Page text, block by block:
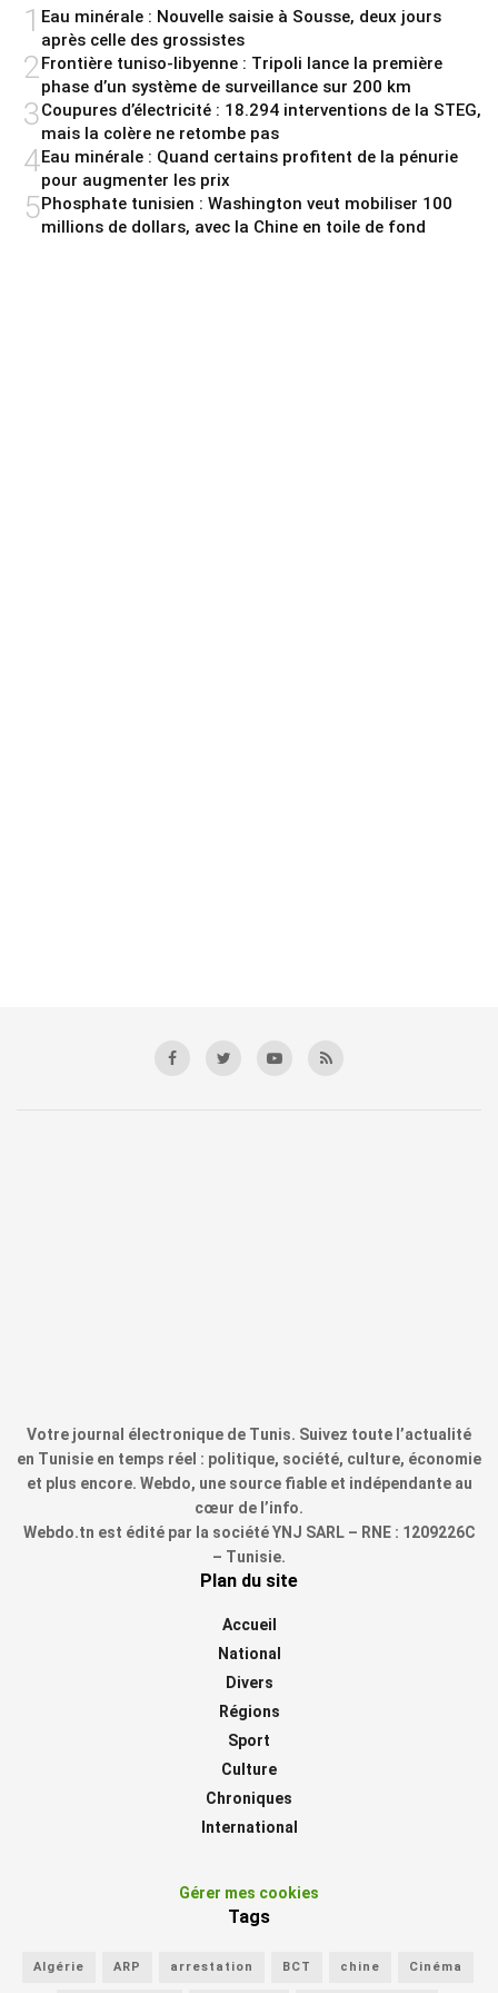
1 Eau minérale : Nouvelle saisie à Sousse, deux jours
après celle des grossistes
2 Frontière tuniso-libyenne : Tripoli lance la première
phase d’un système de surveillance sur 200 km
3Coupures d’électricité : 18.294 interventions de la STEG,
mais la colère ne retombe pas
4Eau minérale : Quand certains profitent de la pénurie
pour augmenter les prix
5Phosphate tunisien : Washington veut mobiliser 100
millions de dollars, avec la Chine en toile de fond
Votre journal électronique de Tunis. Suivez toute l’actualité
en Tunisie en temps réel : politique, société, culture, économie
et plus encore. Webdo, une source fiable et indépendante au
cœur de l’info.
Webdo.tn est édité par la société YNJ SARL – RNE : 1209226C
– Tunisie.
Plan du site
Accueil
National
Divers
Régions
Sport
Culture
Chroniques
International
Gérer mes cookies
Tags
Algérie ARP arrestation BCT chine Cinéma